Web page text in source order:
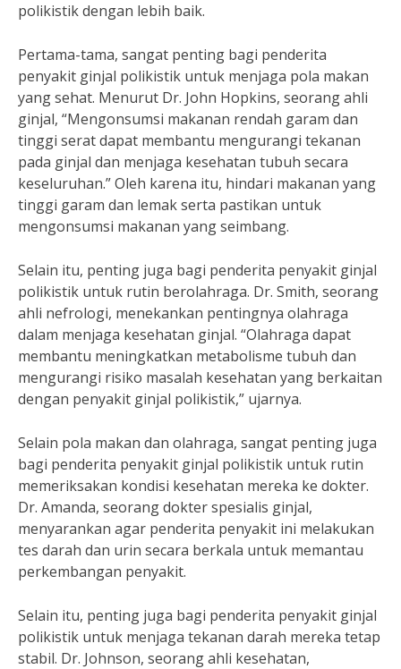
polikistik dengan lebih baik.
Pertama-tama, sangat penting bagi penderita
penyakit ginjal polikistik untuk menjaga pola makan
yang sehat. Menurut Dr. John Hopkins, seorang ahli
ginjal, “Mengonsumsi makanan rendah garam dan
tinggi serat dapat membantu mengurangi tekanan
pada ginjal dan menjaga kesehatan tubuh secara
keseluruhan.” Oleh karena itu, hindari makanan yang
tinggi garam dan lemak serta pastikan untuk
mengonsumsi makanan yang seimbang.
Selain itu, penting juga bagi penderita penyakit ginjal
polikistik untuk rutin berolahraga. Dr. Smith, seorang
ahli nefrologi, menekankan pentingnya olahraga
dalam menjaga kesehatan ginjal. “Olahraga dapat
membantu meningkatkan metabolisme tubuh dan
mengurangi risiko masalah kesehatan yang berkaitan
dengan penyakit ginjal polikistik,” ujarnya.
Selain pola makan dan olahraga, sangat penting juga
bagi penderita penyakit ginjal polikistik untuk rutin
memeriksakan kondisi kesehatan mereka ke dokter.
Dr. Amanda, seorang dokter spesialis ginjal,
menyarankan agar penderita penyakit ini melakukan
tes darah dan urin secara berkala untuk memantau
perkembangan penyakit.
Selain itu, penting juga bagi penderita penyakit ginjal
polikistik untuk menjaga tekanan darah mereka tetap
stabil. Dr. Johnson, seorang ahli kesehatan,